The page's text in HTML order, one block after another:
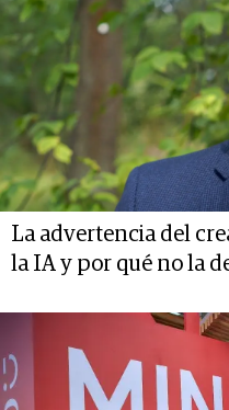
La advertencia del
la IA y por qué no la